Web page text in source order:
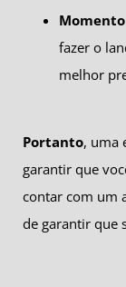
fazer o
melhor
Portanto, uma
garantir que
contar com um
de garantir que